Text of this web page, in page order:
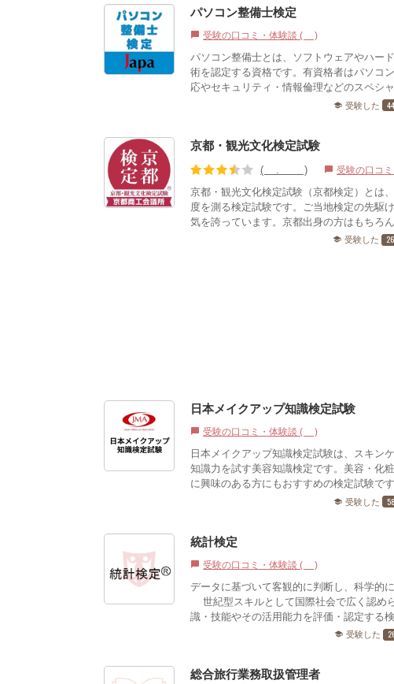
パソコン整備士検定
chat_bubble 受験の口コミ・体験談 (2)
パソコン整備士とは、ソフトウェアやハー
術を認定する資格です。有資格者はパソコ
応やセキュリティ・情報倫理などのスペシ
school 受験した
京都・観光文化検定試験
(3.44) chat_bubble 受験の口コ
京都・観光文化検定試験（京都検定）とは
度を測る検定試験です。ご当地検定の先駆
気を誇っています。京都出身の方はもちろ
school 受験した
日本メイクアップ知識検定試験
chat_bubble 受験の口コミ・体験談 (0)
日本メイクアップ知識検定試験は、スキン
知識力を試す美容知識検定です。美容・化
に興味のある方にもおすすめの検定試験です
school 受験した
統計検定®
chat_bubble 受験の口コミ・体験談 (1)
データに基づいて客観的に判断し、科学的
1世紀型スキルとして国際社会で広く認め
識・技能やその活用能力を評価・認定する
school 受験した
総合旅行業務取扱管理者